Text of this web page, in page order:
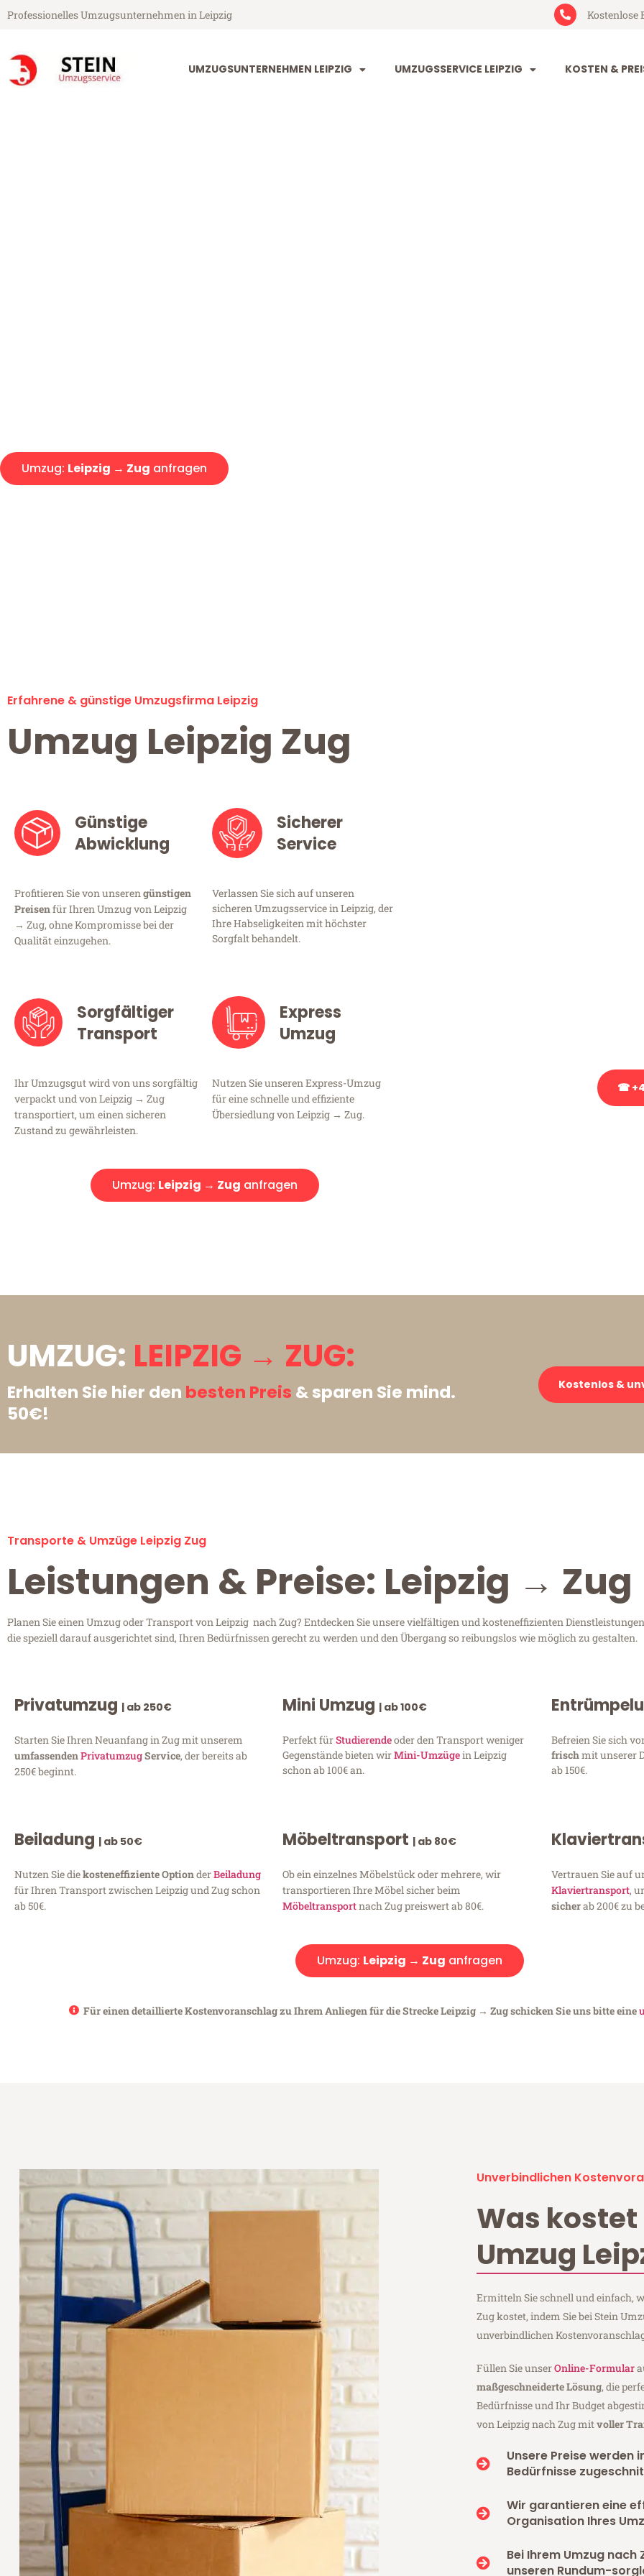
Professionelles Umzugsunternehmen in Leipzig Kostenlose
UMZUGSUNTERNEHMEN LEIPZIG UMZUGSSERVICE LEIPZIG KOSTEN &
Umzug: Leipzig → Zug anfragen
Erfahrene & günstige Umzugsfirma Leipzig
Umzug Leipzig Zug
Günstige
Abwicklung
Profitieren Sie von unserengünstigen
Preisenfür Ihren Umzug von Leipzig
→ Zug, ohne Kompromisse bei der
Qualität einzugehen.
Sicherer
Service
Verlassen Sie sich auf unseren
sicheren Umzugsservice in Leipzig, der
Ihre Habseligkeiten mit höchster
Sorgfalt behandelt.
Sorgfältiger
Transport
Ihr Umzugsgut wird von uns sorgfältig
verpackt und von Leipzig → Zug
transportiert, um einen sicheren
Zustand zu gewährleisten.
Express
Umzug
Nutzen Sie unseren Express-Umzug
für eine schnelle und effiziente
Übersiedlung von Leipzig → Zug.
Umzug: Leipzig → Zug anfragen
☎
UMZUG: LEIPZIG → ZUG:
Erhalten Sie hier den besten Preis & sparen Sie mind.
50€!
Kostenlos &
Transporte & Umzüge Leipzig Zug
Leistungen & Preise: Leipzig → Zug
Planen Sie einen Umzug oder Transport von Leipzig nach Zug? Entdecken Sie unsere vielfältigen und kosteneffizienten
die speziell darauf ausgerichtet sind, Ihren Bedürfnissen gerecht zu werden und den Übergang so reibungslos wie möglich zu gestalten.
Privatumzug | ab 250€
Starten Sie Ihren Neuanfang in Zug mit unserem
umfassendenPrivatumzugService, der bereits ab
250€ beginnt.
Mini Umzug | ab 100€
Perfekt fürStudierendeoder den Transport weniger
Gegenstände bieten wirMini-Umzügein Leipzig
schon ab 100€ an.
Befreien Sie sich
frischmit unserer
ab 150€.
Beiladung | ab 50€
Nutzen Sie diekosteneffiziente OptionderBeiladung
für Ihren Transport zwischen Leipzig und Zug schon
ab 50€.
Möbeltransport | ab 80€
Ob ein einzelnes Möbelstück oder mehrere, wir
transportieren Ihre Möbel sicher beim
Möbeltransportnach Zug preiswert ab 80€.
Vertrauen Sie auf
Klaviertransport,
sicherab 200€ zu
Umzug: Leipzig → Zug anfragen
Für einen detaillierte Kostenvoranschlag zu Ihrem Anliegen für die Strecke Leipzig → Zug schicken Sie uns bitte eine
Unverbindlichen
Was kostet
Umzug
Ermitteln Sie schnell und einfach,
Zug kostet, indem Sie bei Stein
unverbindlichen
Füllen Sie unserOnline-Formular
maßgeschneiderte Lösung, die
Bedürfnisse und Ihr Budget
von Leipzig nach Zug mitvoller
Unsere Preise werden
Bedürfnisse
Wir garantieren eine
Organisation Ihres
Bei Ihrem Umzug nach
unseren Rundum-